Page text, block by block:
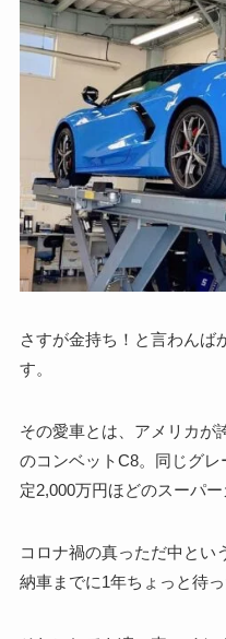
さすが金持ち！と言わんば
す。
その愛車とは、アメリカが
のコンベットC8。同じグ
定2,000万円ほどのスーパー
コロナ禍の真っただ中とい
納車までに1年ちょっと待っ